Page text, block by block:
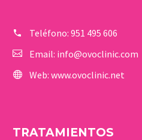
Teléfono: 951 495 606
Email: info@ovoclinic.com
Web: www.ovoclinic.net
TRATAMIENTOS